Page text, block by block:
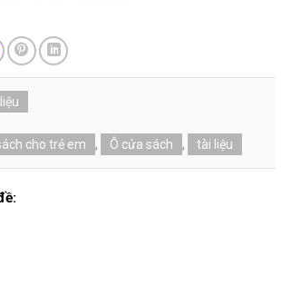
cho trẻ em , Ô cửa sách , tài liệu